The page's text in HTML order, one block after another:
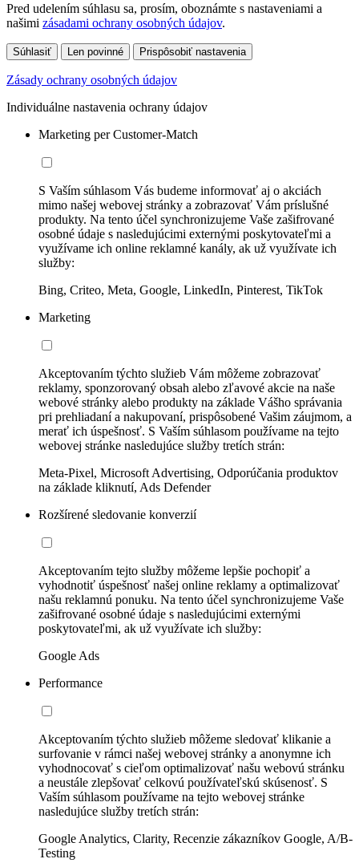
Pred udelením súhlasu sa, prosím, oboznámte s nastaveniami a
našimi zásadami ochrany osobných údajov.
Súhlasiť Len povinné Prispôsobiť nastavenia
Zásady ochrany osobných údajov
Individuálne nastavenia ochrany údajov
Marketing per Customer-Match
S Vaším súhlasom Vás budeme informovať aj o akciách
mimo našej webovej stránky a zobrazovať Vám príslušné
produkty. Na tento účel synchronizujeme Vaše zašifrované
osobné údaje s nasledujúcimi externými poskytovateľmi a
využívame ich online reklamné kanály, ak už využívate ich
služby:
Bing, Criteo, Meta, Google, LinkedIn, Pinterest, TikTok
Marketing
Akceptovaním týchto služieb Vám môžeme zobrazovať
reklamy, sponzorovaný obsah alebo zľavové akcie na naše
webové stránky alebo produkty na základe Vášho správania
pri prehliadaní a nakupovaní, prispôsobené Vašim záujmom, a
merať ich úspešnosť. S Vaším súhlasom používame na tejto
webovej stránke nasledujúce služby tretích strán:
Meta-Pixel, Microsoft Advertising, Odporúčania produktov
na základe kliknutí, Ads Defender
Rozšírené sledovanie konverzií
Akceptovaním tejto služby môžeme lepšie pochopiť a
vyhodnotiť úspešnosť našej online reklamy a optimalizovať
našu reklamnú ponuku. Na tento účel synchronizujeme Vaše
zašifrované osobné údaje s nasledujúcimi externými
poskytovateľmi, ak už využívate ich služby:
Google Ads
Performance
Akceptovaním týchto služieb môžeme sledovať klikanie a
surfovanie v rámci našej webovej stránky a anonymne ich
vyhodnocovať s cieľom optimalizovať našu webovú stránku
a neustále zlepšovať celkovú používateľskú skúsenosť. S
Vaším súhlasom používame na tejto webovej stránke
nasledujúce služby tretích strán:
Google Analytics, Clarity, Recenzie zákazníkov Google, A/B-
Testing